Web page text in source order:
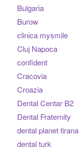
Bulgaria
Burow
clinica mysmile
Cluj Napoca
confident
Cracovia
Croazia
Dental Centar B2
Dental Fraternity
dental planet tirana
dental turk